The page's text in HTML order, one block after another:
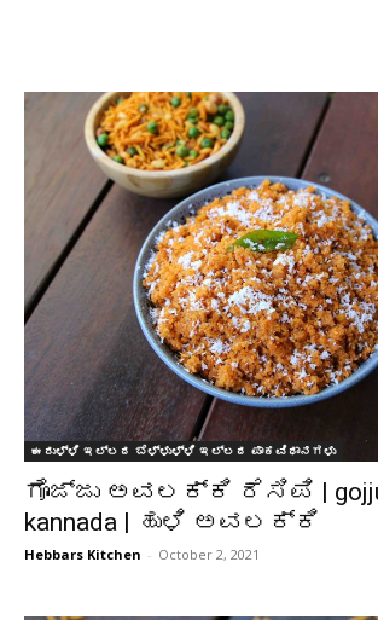
ಈರುಳ್ಳಿ ಇಲ್ಲದ ಬೆಳ್ಳುಳ್ಳಿ ಇಲ್ಲದ ಪಾಕವಿಧಾನಗಳು
ಗೊಜ್ಜು ಅವಲಕ್ಕಿ ರೆಸಿಪಿ | gojju
kannada | ಹುಳಿ ಅವಲಕ್ಕಿ
Hebbars Kitchen - October 2, 2021